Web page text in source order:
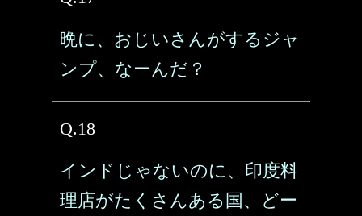
晩に、おじいさんがするジャ
ンプ、なーんだ？
Q.18
インドじゃないのに、印度料
理店がたくさんある国、どー